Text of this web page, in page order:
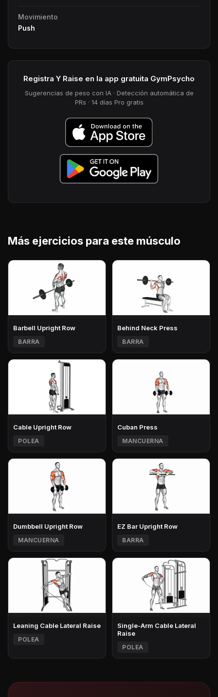
Movimiento
Push
Registra Y Raise en la app gratuita GymPsycho
Sugerencias de peso con IA · Detección automática de
PRs · 14 días Pro gratis
Más ejercicios para este músculo
Barbell Upright Row
BARRA
Behind Neck Press
BARRA
Cable Upright Row
POLEA
Cuban Press
MANCUERNA
Dumbbell Upright Row
MANCUERNA
EZ Bar Upright Row
BARRA
Leaning Cable Lateral Raise
POLEA
Single-Arm Cable Lateral
Raise
POLEA